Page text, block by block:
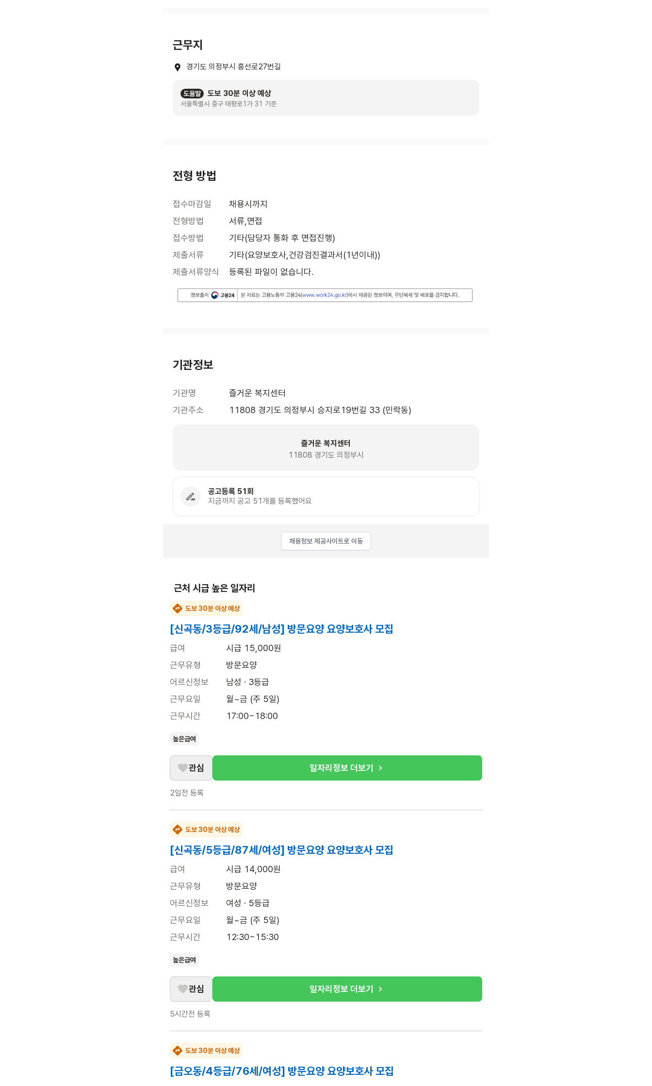
근무지
경기도 의정부시 흥선로27번길
도움말 도보 30분 이상 예상
서울특별시 중구 태평로1가 31 기준
전형 방법
접수마감일
채용시까지
전형방법
서류,면접
접수방법
기타(담당자 통화 후 면접진행)
제출서류
기타(요양보호사,건강검진결과서(1년이내))
제출서류양식
등록된 파일이 없습니다.
기관정보
기관명
즐거운 복지센터
기관주소
11808 경기도 의정부시 승지로19번길 33 (민락동)
즐거운 복지센터
11808 경기도 의정부시
공고등록 51회
지금까지 공고 51개를 등록했어요
채용정보 제공사이트로 이동
근처 시급 높은 일자리
도보 30분 이상 예상
[신곡동/3등급/92세/남성] 방문요양 요양보호사 모집
급여
시급 15,000원
근무유형
방문요양
어르신정보
남성 · 3등급
근무요일
월~금 (주 5일)
근무시간
17:00~18:00
높은급여
관심 일자리정보 더보기
2일전 등록
도보 30분 이상 예상
[신곡동/5등급/87세/여성] 방문요양 요양보호사 모집
급여
시급 14,000원
근무유형
방문요양
어르신정보
여성 · 5등급
근무요일
월~금 (주 5일)
근무시간
12:30~15:30
높은급여
관심 일자리정보 더보기
5시간전 등록
도보 30분 이상 예상
[금오동/4등급/76세/여성] 방문요양 요양보호사 모집